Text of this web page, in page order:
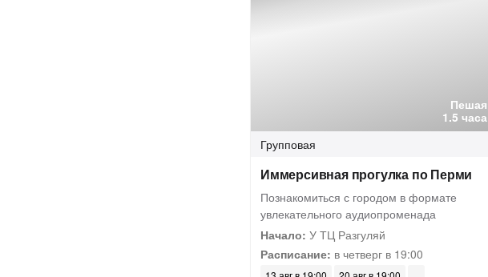
Пешая
1.5 часа
Групповая
Иммерсивная прогулка по Перми
Познакомиться с городом в формате
увлекательного аудиопроменада
Начало: У ТЦ Разгуляй
Расписание: в четверг в 19:00